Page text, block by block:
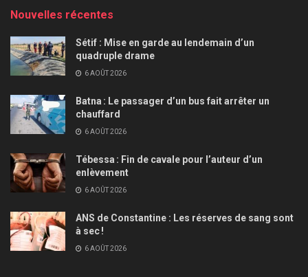
Nouvelles récentes
Sétif : Mise en garde au lendemain d’un
quadruple drame
6 AOÛT 2026
Batna : Le passager d’un bus fait arrêter un
chauffard
6 AOÛT 2026
Tébessa : Fin de cavale pour l’auteur d’un
enlèvement
6 AOÛT 2026
ANS de Constantine : Les réserves de sang sont
à sec !
6 AOÛT 2026